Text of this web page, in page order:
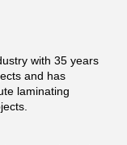
with 35 years
and has
laminating